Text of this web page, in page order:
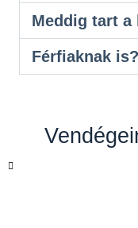
Meddig tart a
Férfiaknak is?